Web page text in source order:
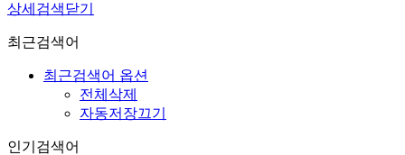
상세검색닫기
최근검색어
최근검색어 옵션
전체삭제
자동저장끄기
인기검색어